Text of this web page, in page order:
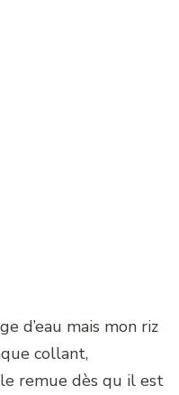
d’eau mais mon riz
collant,
remue dès qu il est